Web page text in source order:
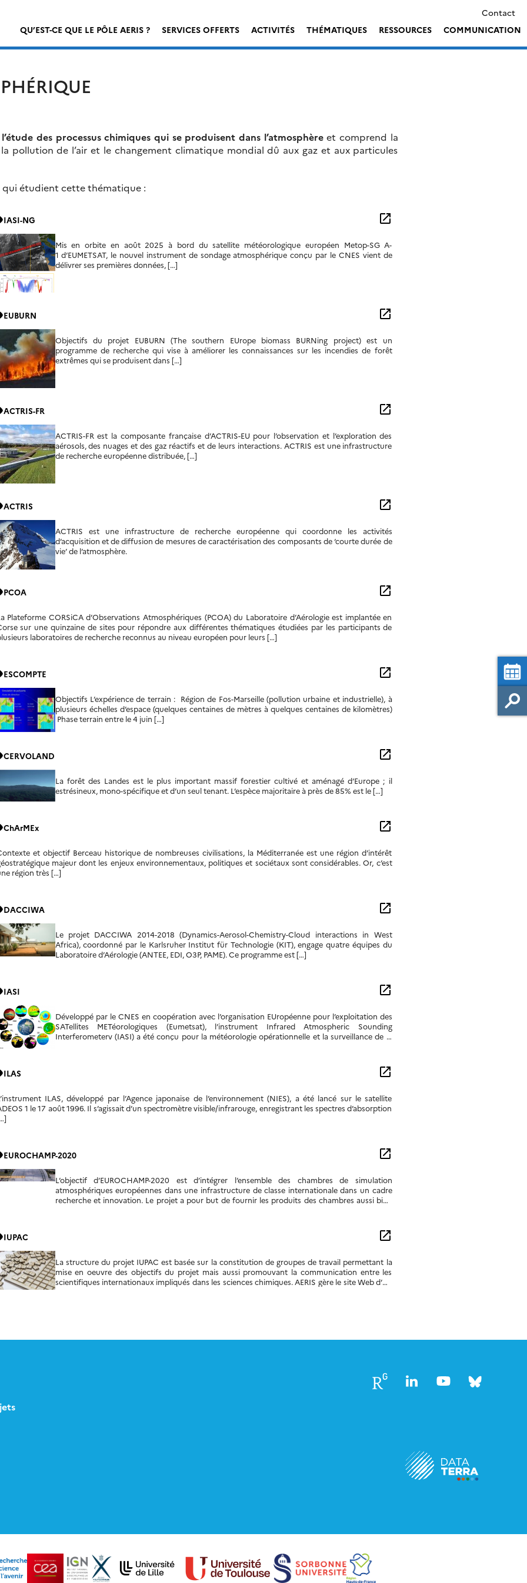
Contact
QU’EST-CE QUE LE PÔLE AERIS ?
SERVICES OFFERTS ACTIVITÉS THÉMATIQUES RESSOURCES COMMUNICATION
l’étude des processus chimiques qui se produisent dans l’atmosphèreet comprend la
pollution de l’air et le changement climatique mondial dû aux gaz et aux particules
qui étudient cette thématique :
IASI-NG open_in_new
Mis en orbite en août 2025 à bord du satellite météorologique européen Metop-SG A-
1 d’EUMETSAT, le nouvel instrument de sondage atmosphérique conçu par le CNES vient de
délivrer ses premières données, […]
EUBURN open_in_new
Objectifs du projet EUBURN (The southern EUrope biomass BURNing project) est un
programme de recherche qui vise à améliorer les connaissances sur les incendies de forêt
extrêmes qui se produisent dans […]
ACTRIS-FR open_in_new
ACTRIS-FR est la composante française d’ACTRIS-EU pour l’observation et l’exploration des
aérosols, des nuages et des gaz réactifs et de leurs interactions. ACTRIS est une infrastructure
de recherche européenne distribuée, […]
ACTRIS open_in_new
ACTRIS est une infrastructure de recherche européenne qui coordonne les activités
d’acquisition et de diffusion de mesures de caractérisation des composants de ‘courte durée de
vie’ de l’atmosphère.
PCOA open_in_new
Plateforme CORSiCA d’Observations Atmosphériques (PCOA) du Laboratoire d’Aérologie est implantée en
sur une quinzaine de sites pour répondre aux différentes thématiques étudiées par les participants de
laboratoires de recherche reconnus au niveau européen pour leurs […]
ESCOMPTE open_in_new
Objectifs L’expérience de terrain : Région de Fos-Marseille (pollution urbaine et industrielle), à
plusieurs échelles d’espace (quelques centaines de mètres à quelques centaines de kilomètres)
Phase terrain entre le 4 juin […]
CERVOLAND open_in_new
La forêt des Landes est le plus important massif forestier cultivé et aménagé d’Europe ; il
estrésineux, mono-spécifique et d’un seul tenant. L’espèce majoritaire à près de 85% est le […]
ChArMEx open_in_new
et objectif Berceau historique de nombreuses civilisations, la Méditerranée est une région d’intérêt
majeur dont les enjeux environnementaux, politiques et sociétaux sont considérables. Or, c’est
région très […]
DACCIWA open_in_new
Le projet DACCIWA 2014-2018 (Dynamics-Aerosol-Chemistry-Cloud interactions in West
Africa), coordonné par le Karlsruher Institut für Technologie (KIT), engage quatre équipes du
Laboratoire d’Aérologie (ANTEE, EDI, O3P, PAME). Ce programme est […]
IASI open_in_new
Développé par le CNES en coopération avec l’organisation EUropéenne pour l’exploitation des
SATellites METéorologiques (Eumetsat), l’instrument Infrared Atmospheric Sounding
Interferometerv (IASI) a été conçu pour la météorologie opérationnelle et la surveillance de la
ILAS open_in_new
ILAS, développé par l’Agence japonaise de l’environnement (NIES), a été lancé sur le satellite
1 le 17 août 1996. Il s’agissait d’un spectromètre visible/infrarouge, enregistrant les spectres d’absorption
EUROCHAMP-2020 open_in_new
L’objectif d’EUROCHAMP-2020 est d’intégrer l’ensemble des chambres de simulation
atmosphériques européennes dans une infrastructure de classe internationale dans un cadre
recherche et innovation. Le projet a pour but de fournir les produits des chambres aussi bien
IUPAC open_in_new
La structure du projet IUPAC est basée sur la constitution de groupes de travail permettant la
mise en oeuvre des objectifs du projet mais aussi promouvant la communication entre les
scientifiques internationaux impliqués dans les sciences chimiques. AERIS gère le site Web d’un
de ces groupes de travail nommé : Groupe de travail sur l’évaluation des données
Follow Follow